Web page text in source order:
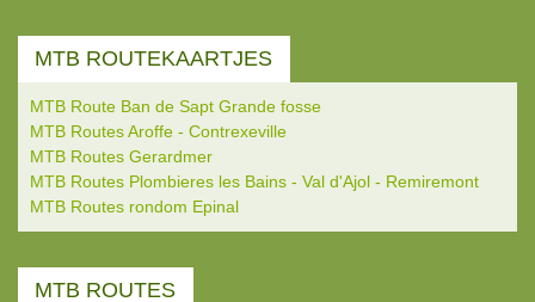
MTB ROUTEKAARTJES
MTB Route Ban de Sapt Grande fosse
MTB Routes Aroffe - Contrexeville
MTB Routes Gerardmer
MTB Routes Plombieres les Bains - Val d'Ajol - Remiremont
MTB Routes rondom Epinal
MTB ROUTES